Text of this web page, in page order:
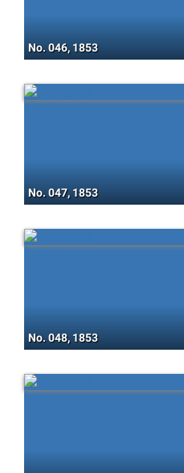
No. 046, 1853
No. 047, 1853
No. 048, 1853